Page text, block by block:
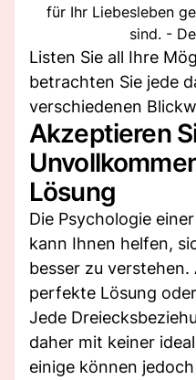
für Ihr Liebesleben
sind. -
Listen Sie all Ihre
betrachten Sie jede
verschiedenen
Akzeptieren
Lösung
Die Psychologie
kann Ihnen helfen,
besser zu
perfekte Lösung
Jede
daher mit keiner
einige können